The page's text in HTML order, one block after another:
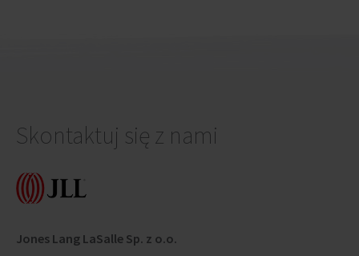
Skontaktuj się z nami
Jones Lang LaSalle Sp. z o.o.